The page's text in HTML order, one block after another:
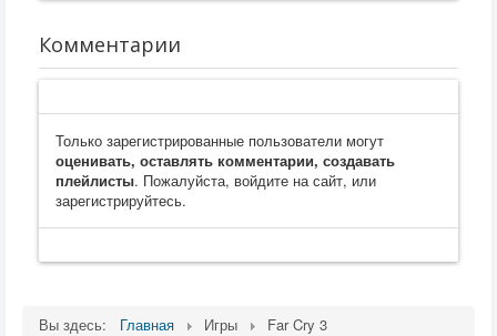
Комментарии
Только зарегистрированные пользователи могут
оценивать, оставлять комментарии, создавать
плейлисты. Пожалуйста, войдите на сайт, или
зарегистрируйтесь.
Вы здесь: Главная Игры Far Cry 3